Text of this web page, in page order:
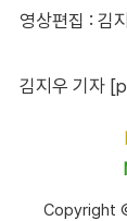
영상편집 : 김
김지우 기자
Copyright